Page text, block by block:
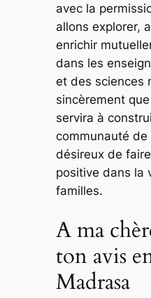
avec la
allons explorer,
enrichir
dans les
et des sciences
sincèrement
servira à
communauté de
désireux de
positive dans la
familles.
A ma
ton avis
Madrasa